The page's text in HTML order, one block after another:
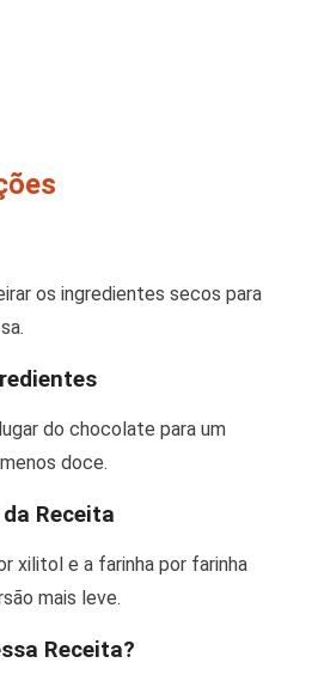
os ingredientes secos para
do chocolate para um
doce.
Receita
xilitol e a farinha por farinha
mais leve.
Receita?